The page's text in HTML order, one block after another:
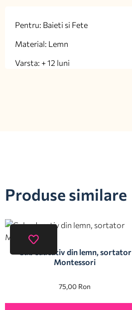
Pentru: Baieti si Fete
Material: Lemn
Varsta: + 12 luni
Produse similare
Cub educativ din lemn, sortator
Montessori
75,00 Ron